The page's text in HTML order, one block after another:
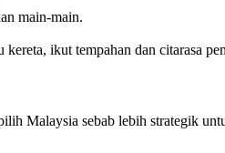
main-main.
ikut tempahan dan citarasa
Malaysia sebab lebih strategik